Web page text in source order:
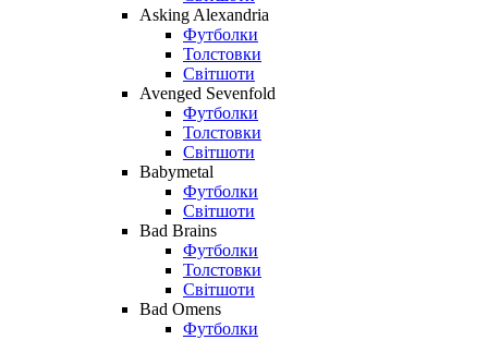
Asking Alexandria
Футболки
Толстовки
Світшоти
Avenged Sevenfold
Футболки
Толстовки
Світшоти
Babymetal
Футболки
Світшоти
Bad Brains
Футболки
Толстовки
Світшоти
Bad Omens
Футболки